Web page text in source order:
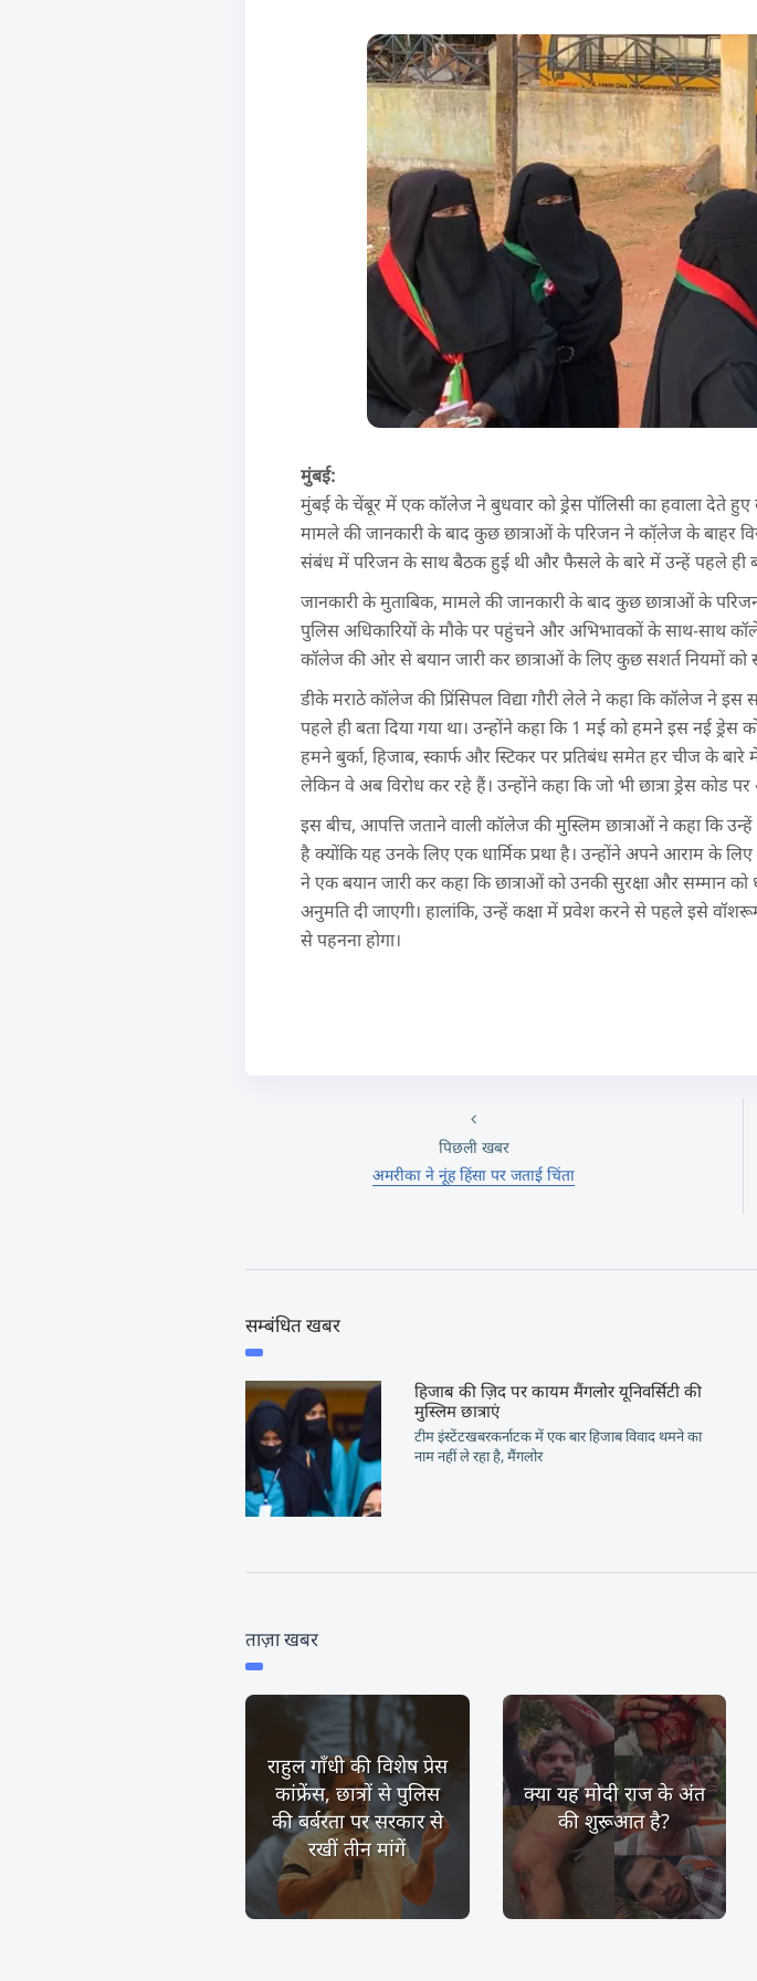
मुंबई:
मुंबई के चेंबूर में एक कॉलेज ने बुधवार को ड्रेस पॉलिसी का हवाला देते
मामले की जानकारी के बाद कुछ छात्राओं के परिजन ने कॉ़लेज के बाहर
संबंध में परिजन के साथ बैठक हुई थी और फैसले के बारे में उन्हें पहले ही
जानकारी के मुताबिक, मामले की जानकारी के बाद कुछ छात्राओं के
पुलिस अधिकारियों के मौके पर पहुंचने और अभिभावकों के साथ-साथ
कॉलेज की ओर से बयान जारी कर छात्राओं के लिए कुछ सशर्त नियमों को
डीके मराठे कॉलेज की प्रिंसिपल विद्या गौरी लेले ने कहा कि कॉलेज ने
पहले ही बता दिया गया था। उन्होंने कहा कि 1 मई को हमने इस नई ड्रेस
हमने बुर्का, हिजाब, स्कार्फ और स्टिकर पर प्रतिबंध समेत हर चीज के
लेकिन वे अब विरोध कर रहे हैं। उन्होंने कहा कि जो भी छात्रा ड्रेस कोड
इस बीच, आपत्ति जताने वाली कॉलेज की मुस्लिम छात्राओं ने कहा कि
है क्योंकि यह उनके लिए एक धार्मिक प्रथा है। उन्होंने अपने आराम के
ने एक बयान जारी कर कहा कि छात्राओं को उनकी सुरक्षा और सम्मान
अनुमति दी जाएगी। हालांकि, उन्हें कक्षा में प्रवेश करने से पहले इसे
से पहनना होगा।
पिछली खबर
अमरीका ने नूंह हिंसा पर जताई चिंता
सम्बंधित खबर
हिजाब की ज़िद पर कायम मैंगलोर यूनिवर्सिटी की
मुस्लिम छात्राएं
टीम इंस्टेंटखबरकर्नाटक में एक बार हिजाब विवाद थमने का
नाम नहीं ले रहा है, मैंगलोर
ताज़ा खबर
राहुल गाँधी की विशेष प्रेस
कांफ्रेंस, छात्रों से पुलिस
की बर्बरता पर सरकार से
रखीं तीन मांगें
क्या यह मोदी राज के अंत
की शुरूआत है?